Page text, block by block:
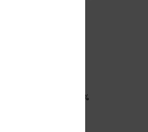
% Baumwolle, 30 %